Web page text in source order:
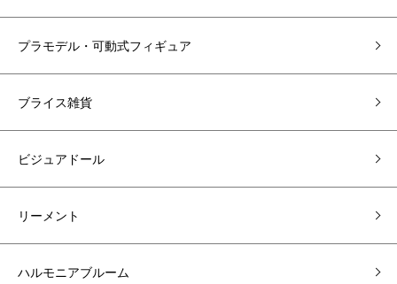
プラモデル・可動式フィギュア
ブライス雑貨
ビジュアドール
リーメント
ハルモニアブルーム